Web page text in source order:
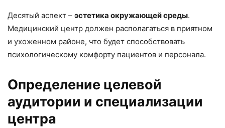
Десятый аспект – эстетика окружающей среды.
Медицинский центр должен располагаться в приятном
и ухоженном районе, что будет способствовать
психологическому комфорту пациентов и персонала.
Определение целевой
аудитории и специализации
центра